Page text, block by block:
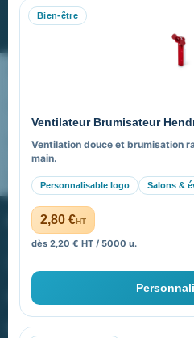
Bien-être
Ventilateur Brumisateur
Ventilation douce et brumisation
main.
Personnalisable logo Salons &
2,80 €HT
dès 2,20 € HT / 5000 u.
Nos expertises &
FAQ sur Promenoch Goodies
Pourquoi ça a marché à 100%
PROMENOCH GOODIES
40 rue Madeleine Michelis
92 200 Neuilly